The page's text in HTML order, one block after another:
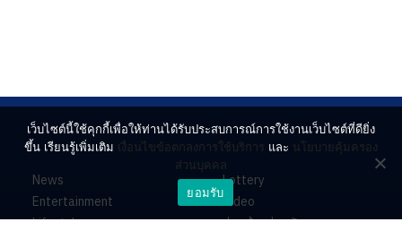
News
Entertainment
Lifestyle
Lottery
Video
ร่วมด้วยช่วยกัน
เว็บไซต์นี้ใช้คุกกี้เพื่อให้ท่านได้รับประสบการณ์การใช้งานเว็บไซต์ที่ดียิ่ง
ขึ้น เรียนรู้เพิ่มเติม เงื่อนไขข้อตกลงการใช้บริการ และ นโยบายคุ้มครอง
ส่วนบุคคล
ยอมรับ